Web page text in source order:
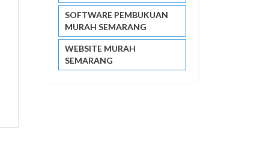
SOFTWARE PEMBUKUAN
MURAH SEMARANG
WEBSITE MURAH
SEMARANG